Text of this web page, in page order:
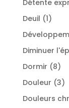
Détente
Deuil 11
Diminuer
Dormir 88
Douleur 33
Douleurs